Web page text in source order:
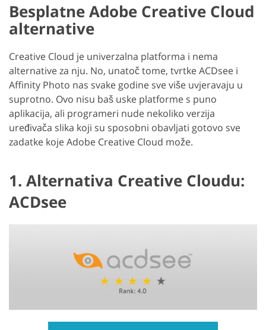
Besplatne Adobe Creative Cloud
alternative
Creative Cloud je univerzalna platforma i nema
alternative za nju. No, unatoč tome, tvrtke ACDsee i
Affinity Photo nas svake godine sve više uvjeravaju u
suprotno. Ovo nisu baš uske platforme s puno
aplikacija, ali programeri nude nekoliko verzija
uređivača slika koji su sposobni obavljati gotovo sve
zadatke koje Adobe Creative Cloud može.
1. Alternativa Creative Cloudu:
ACDsee